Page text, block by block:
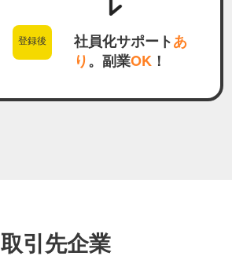
登録後 社員化サポートあ
り。副業OK ！
取引先企業